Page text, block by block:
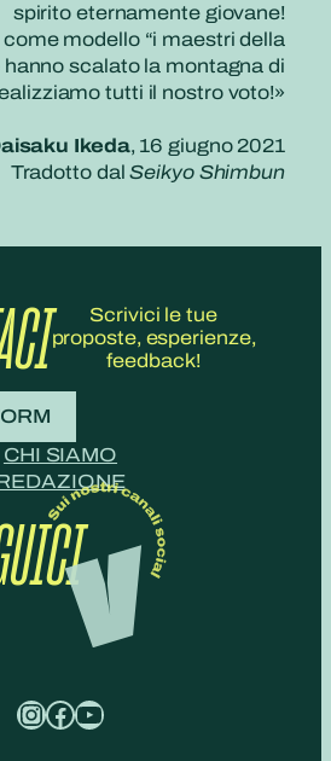
spirito eternamente giovane!
modello “i maestri della
hanno scalato la montagna di
tutti il nostro voto!»
Ikeda, 16 giugno 2021
Tradotto dalSeikyo Shimbun
Scrivici le tue
proposte, esperienze,
feedback!
CHI SIAMO
REDAZIONE
InstagramFacebook YouTube